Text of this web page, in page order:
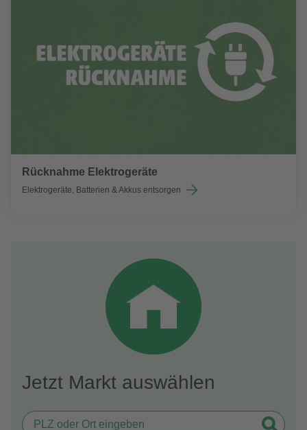
Rücknahme Elektrogeräte
Elektrogeräte, Batterien & Akkus entsorgen
Jetzt Markt auswählen